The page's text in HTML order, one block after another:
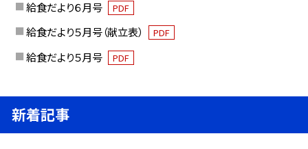
給食だより６月号 PDF
給食だより５月号（献立表） PDF
給食だより５月号 PDF
新着記事